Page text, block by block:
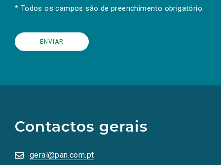
* Todos os campos são de preenchimento obrigatório.
Contactos gerais
geral@pan.com.pt
redes
sociais
numa
nova